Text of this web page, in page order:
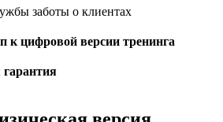
заботы о клиентах
к цифровой версии тренинга